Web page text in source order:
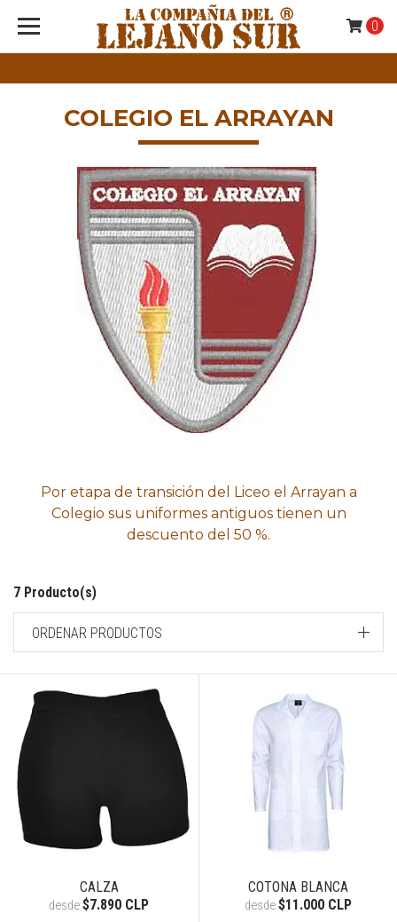
0
COLEGIO EL ARRAYAN
Por etapa de transición del Liceo el Arrayan a
Colegio sus uniformes antiguos tienen un
descuento del 50 %.
7 Producto(s)
ORDENAR PRODUCTOS
CALZA
desde$7.890 CLP
COTONA BLANCA
desde$11.000 CLP